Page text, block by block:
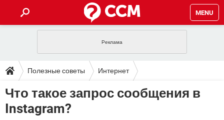
MENU
INSTAGRAM FACEBOOK
ИГРЫ WINDOWS 10
ВКОНТАКТЕ
ПОЛЕЗНЫЕ СОВЕТЫ
TIKTOK TELEGRAM
WHATSAPP INSTAGRAM
FACEBOOK
ЗАГРУЗКИ
TIKTOK
ФОРУМ
Полезные советы Интернет
Что такое запрос сообщения в
Instagram?